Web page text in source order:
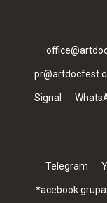
Signal
Telegram
*acebook grupa